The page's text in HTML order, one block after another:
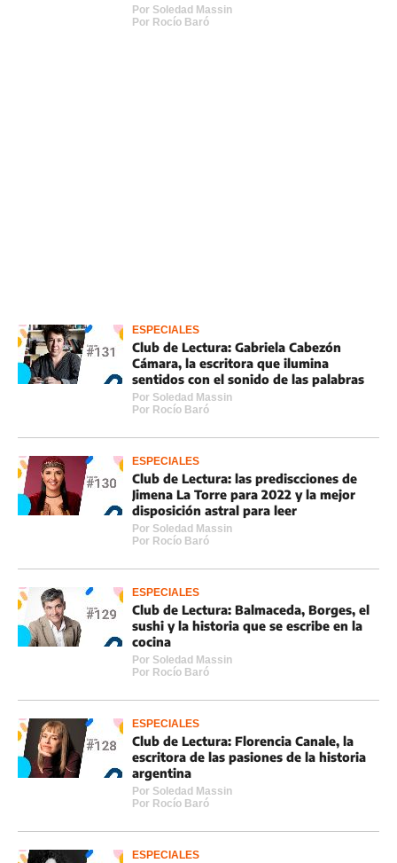
Por Soledad Massin
Por Rocí­o Baró
ESPECIALES
Club de Lectura: Gabriela Cabezón
Cámara, la escritora que ilumina
sentidos con el sonido de las palabras
Por Soledad Massin
Por Rocí­o Baró
ESPECIALES
Club de Lectura: las prediscciones de
Jimena La Torre para 2022 y la mejor
disposición astral para leer
Por Soledad Massin
Por Rocí­o Baró
ESPECIALES
Club de Lectura: Balmaceda, Borges, el
sushi y la historia que se escribe en la
cocina
Por Soledad Massin
Por Rocí­o Baró
ESPECIALES
Club de Lectura: Florencia Canale, la
escritora de las pasiones de la historia
argentina
Por Soledad Massin
Por Rocí­o Baró
ESPECIALES